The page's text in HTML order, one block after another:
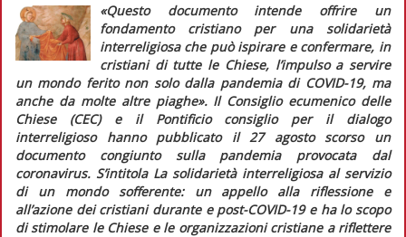
«Questo documento intende offrire un
fondamento cristiano per una solidarietà
interreligiosa che può ispirare e confermare, in
cristiani di tutte le Chiese, l’impulso a servire
un mondo ferito non solo dalla pandemia di COVID-19, ma
anche da molte altre piaghe». Il Consiglio ecumenico delle
Chiese (CEC) e il Pontificio consiglio per il dialogo
interreligioso hanno pubblicato il 27 agosto scorso un
documento congiunto sulla pandemia provocata dal
coronavirus. S’intitola La solidarietà interreligiosa al servizio
di un mondo sofferente: un appello alla riflessione e
all’azione dei cristiani durante e post-COVID-19 e ha lo scopo
di stimolare le Chiese e le organizzazioni cristiane a riflettere